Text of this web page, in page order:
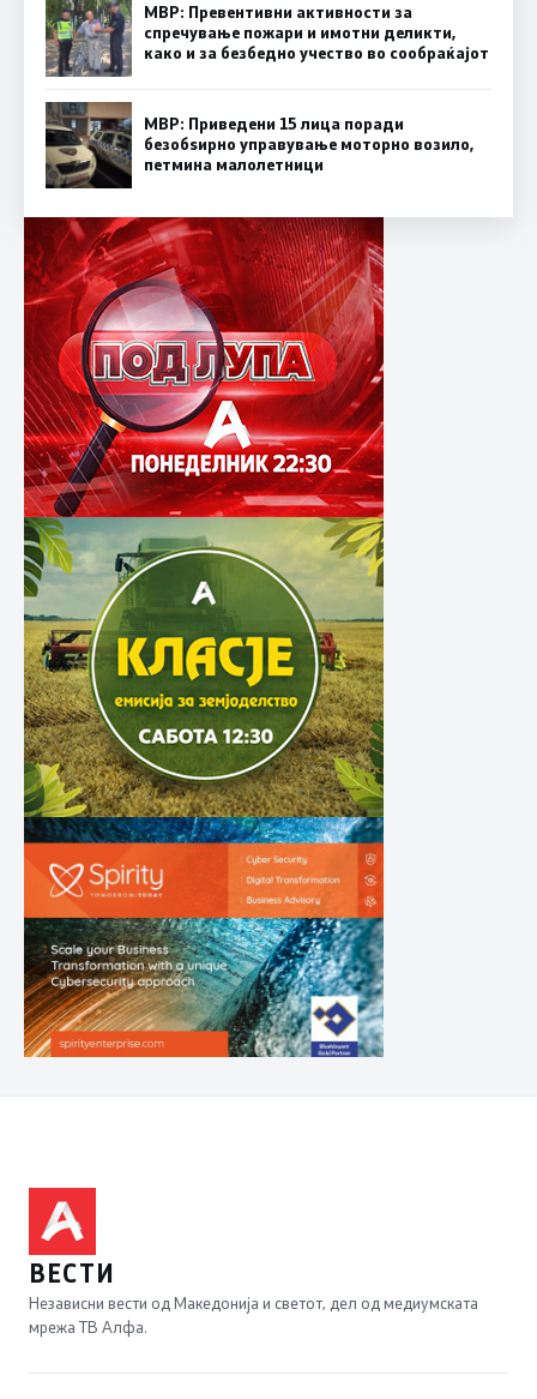
МВР: Превентивни активности за
спречување пожари и имотни деликти,
како и за безбедно учество во сообраќајот
МВР: Приведени 15 лица поради
безобѕирно управување моторно возило,
петмина малолетници
ВЕСТИ
Независни вести од Македонија и светот, дел од медиумската
мрежа ТВ Алфа.